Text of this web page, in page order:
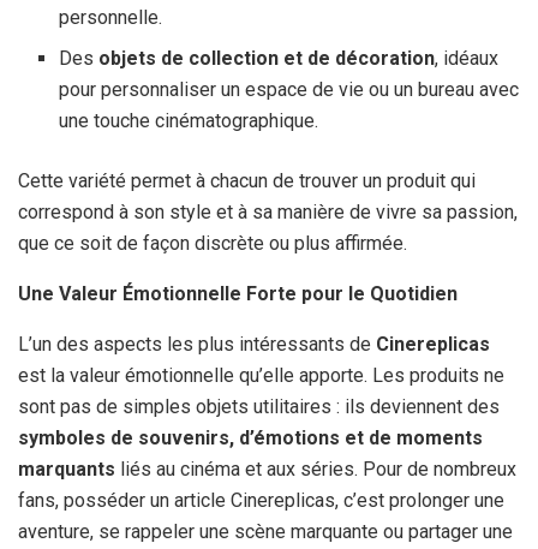
personnelle.
Des objets de collection et de décoration, idéaux
pour personnaliser un espace de vie ou un bureau avec
une touche cinématographique.
Cette variété permet à chacun de trouver un produit qui
correspond à son style et à sa manière de vivre sa passion,
que ce soit de façon discrète ou plus affirmée.
Une Valeur Émotionnelle Forte pour le Quotidien
L’un des aspects les plus intéressants de Cinereplicas
est la valeur émotionnelle qu’elle apporte. Les produits ne
sont pas de simples objets utilitaires : ils deviennent des
symboles de souvenirs, d’émotions et de moments
marquants liés au cinéma et aux séries. Pour de nombreux
fans, posséder un article Cinereplicas, c’est prolonger une
aventure, se rappeler une scène marquante ou partager une